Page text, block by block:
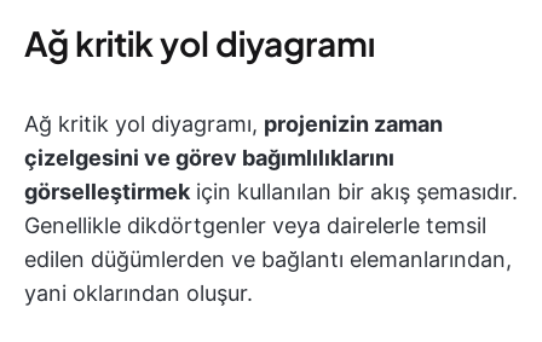
Ağ kritik yol diyagramı
Ağ kritik yol diyagramı, projenizin zaman
çizelgesini ve görev bağımlılıklarını
görselleştirmekiçin kullanılan bir akış şemasıdır.
Genellikle dikdörtgenler veya dairelerle temsil
edilen düğümlerden ve bağlantı elemanlarından,
yani oklarından oluşur.